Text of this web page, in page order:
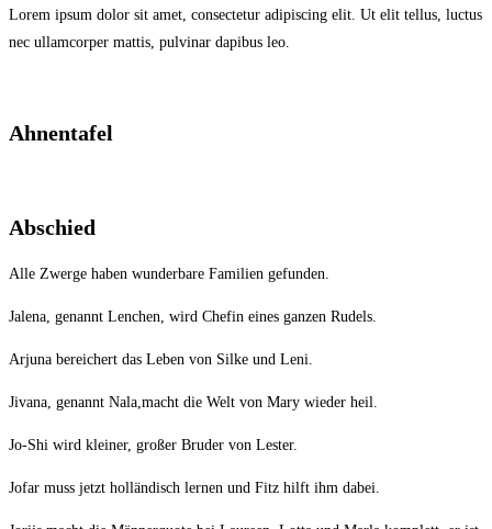
Lorem ipsum dolor sit amet, consectetur adipiscing elit. Ut elit tellus, luctus
nec ullamcorper mattis, pulvinar dapibus leo.
Ahnentafel
Abschied
Alle Zwerge haben wunderbare Familien gefunden.
Jalena, genannt Lenchen, wird Chefin eines ganzen Rudels.
Arjuna bereichert das Leben von Silke und Leni.
Jivana, genannt Nala,macht die Welt von Mary wieder heil.
Jo-Shi wird kleiner, großer Bruder von Lester.
Jofar muss jetzt holländisch lernen und Fitz hilft ihm dabei.